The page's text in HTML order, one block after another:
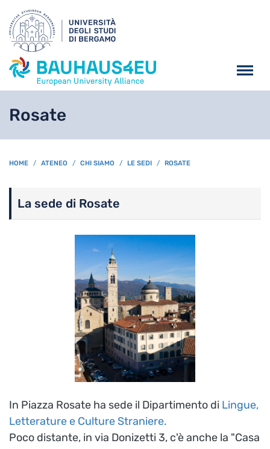
Rosate
BREADCRUMB
HOME ATENEO CHI SIAMO LE SEDI ROSATE
La sede di Rosate
In Piazza Rosate ha sede il Dipartimento di Lingue,
Letterature e Culture Straniere.
Poco distante, in via Donizetti 3, c'è anche la "Casa